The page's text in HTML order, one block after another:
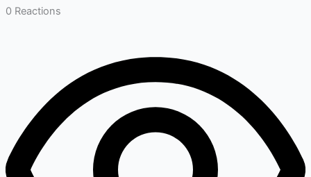
0 Reactions